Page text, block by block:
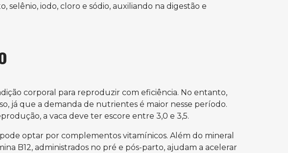
selênio, iodo, cloro e sódio, auxiliando na digestão e
corporal para reproduzir com eficiência. No entanto,
já que a demanda de nutrientes é maior nesse período.
a vaca deve ter escore entre 3,0 e 3,5.
optar por complementos vitamínicos. Além do mineral
B12, administrados no pré e pós-parto, ajudam a acelerar